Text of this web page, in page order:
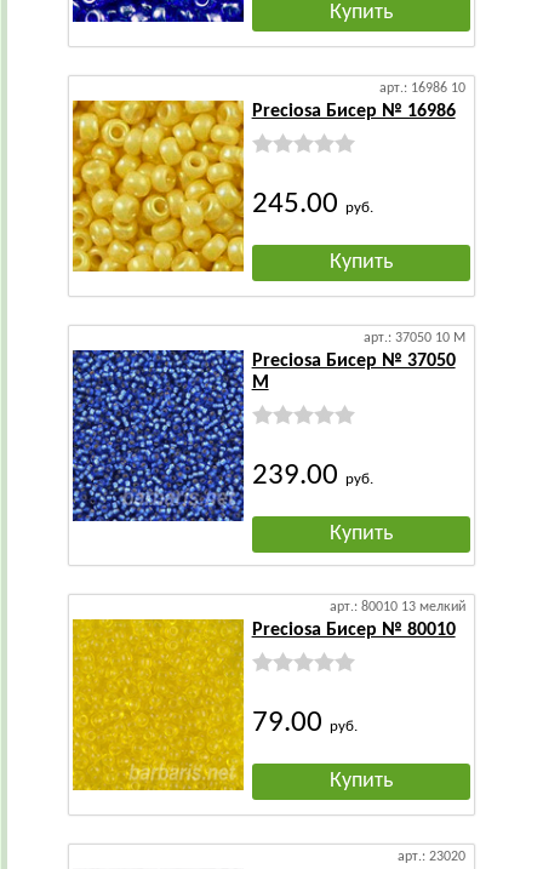
Купить
арт.: 16986 10
Preciosa Бисер № 16986
245.00 руб.
Купить
арт.: 37050 10 М
Preciosa Бисер № 37050
М
239.00 руб.
Купить
арт.: 80010 13 мелкий
Preciosa Бисер № 80010
79.00 руб.
Купить
арт.: 23020